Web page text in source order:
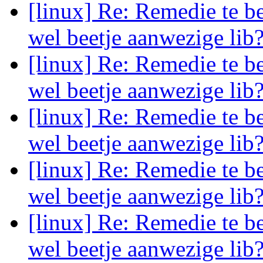
[linux] Re: Remedie te
wel beetje aanwezige
[linux] Re: Remedie te
wel beetje aanwezige
[linux] Re: Remedie te
wel beetje aanwezige
[linux] Re: Remedie te
wel beetje aanwezige
[linux] Re: Remedie te
wel beetje aanwezige